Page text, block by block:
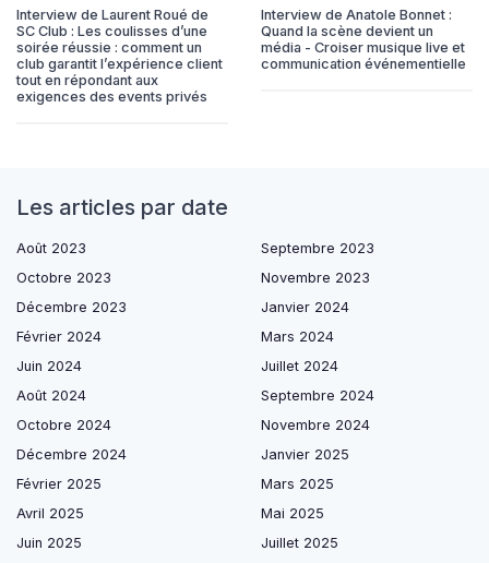
Interview de Laurent Roué de
SC Club : Les coulisses d’une
soirée réussie : comment un
club garantit l’expérience client
tout en répondant aux
exigences des events privés
Interview de Anatole Bonnet :
Quand la scène devient un
média - Croiser musique live et
communication événementielle
Les articles par date
Août 2023
Septembre 2023
Octobre 2023
Novembre 2023
Décembre 2023
Janvier 2024
Février 2024
Mars 2024
Juin 2024
Juillet 2024
Août 2024
Septembre 2024
Octobre 2024
Novembre 2024
Décembre 2024
Janvier 2025
Février 2025
Mars 2025
Avril 2025
Mai 2025
Juin 2025
Juillet 2025